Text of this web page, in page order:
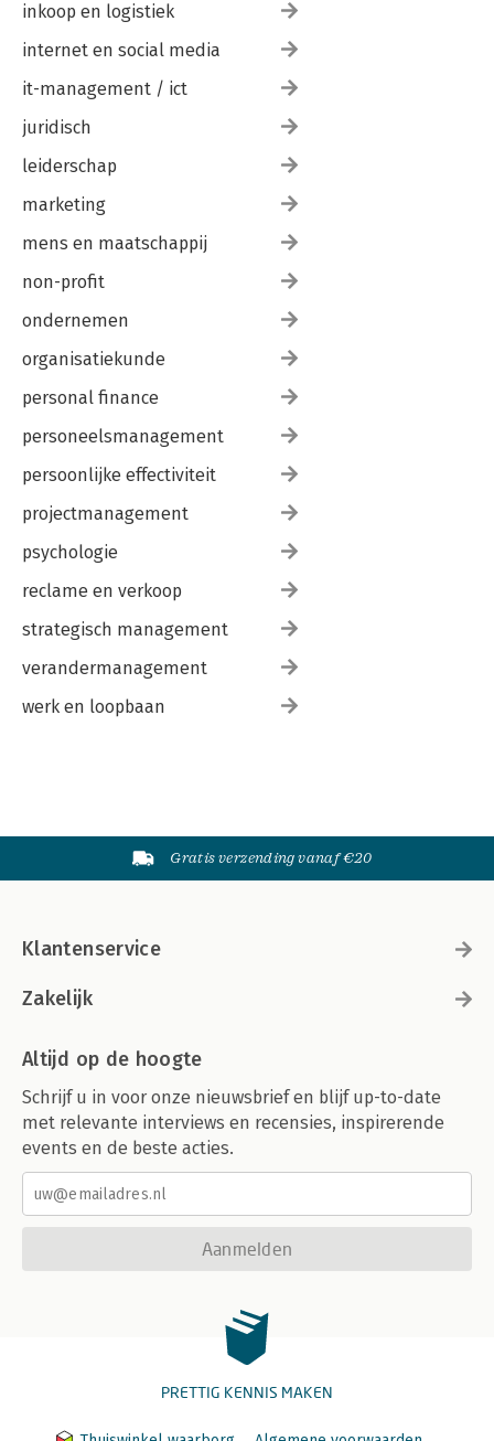
inkoop en logistiek
internet en social media
it-management / ict
juridisch
leiderschap
marketing
mens en maatschappij
non-profit
ondernemen
organisatiekunde
personal finance
personeelsmanagement
persoonlijke effectiviteit
projectmanagement
psychologie
reclame en verkoop
strategisch management
verandermanagement
werk en loopbaan
Gratis verzending vanaf €20
Klantenservice
Zakelijk
Altijd op de hoogte
Schrijf u in voor onze nieuwsbrief en blijf up-to-date
met relevante interviews en recensies, inspirerende
events en de beste acties.
Aanmelden
PRETTIG KENNIS MAKEN